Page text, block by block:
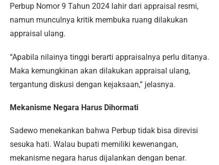
Perbup Nomor 9 Tahun 2024 lahir dari appraisal resmi,
namun munculnya kritik membuka ruang dilakukan
appraisal ulang.
“Apabila nilainya tinggi berarti appraisalnya perlu ditanya.
Maka kemungkinan akan dilakukan appraisal ulang,
tergantung diskusi dengan kejaksaan,” jelasnya.
Mekanisme Negara Harus Dihormati
Sadewo menekankan bahwa Perbup tidak bisa direvisi
sesuka hati. Walau bupati memiliki kewenangan,
mekanisme negara harus dijalankan dengan benar.